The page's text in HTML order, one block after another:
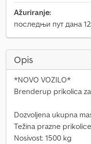
Ažuriranje:
последњи пут дана
Opis
*NOVO VOZILO*
Brenderup prikolica
Dozvoljena ukupna
Težina prazne
Nosivost: 1500 kg